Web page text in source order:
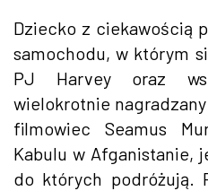
Dziecko z ciekawością
samochodu, w którym
PJ Harvey oraz
wielokrotnie
filmowiec Seamus
Kabulu w Afganistanie,
do których podróżują.